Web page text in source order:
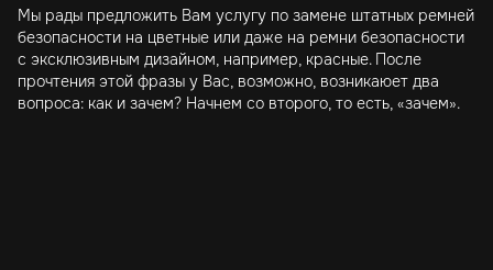
Мы рады предложить Вам услугу по замене штатных ремней
безопасности на цветные или даже на ремни безопасности
с эксклюзивным дизайном, например, красные. После
прочтения этой фразы у Вас, возможно, возникаюет два
вопроса: как и зачем? Начнем со второго, то есть, «зачем».